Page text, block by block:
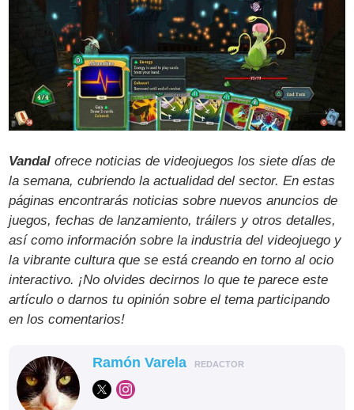
Vandal ofrece noticias de videojuegos los siete días de
la semana, cubriendo la actualidad del sector. En estas
páginas encontrarás noticias sobre nuevos anuncios de
juegos, fechas de lanzamiento, tráilers y otros detalles,
así como información sobre la industria del videojuego y
la vibrante cultura que se está creando en torno al ocio
interactivo. ¡No olvides decirnos lo que te parece este
artículo o darnos tu opinión sobre el tema participando
en los comentarios!
Ramón Varela REDACTOR